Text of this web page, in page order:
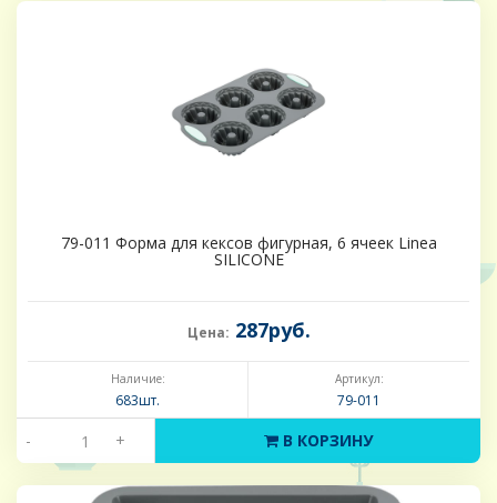
79-011 Форма для кексов фигурная, 6 ячеек Linea
SILICONE
Цена: 287руб.
Наличие:
683шт.
Артикул:
79-011
- + В КОРЗИНУ